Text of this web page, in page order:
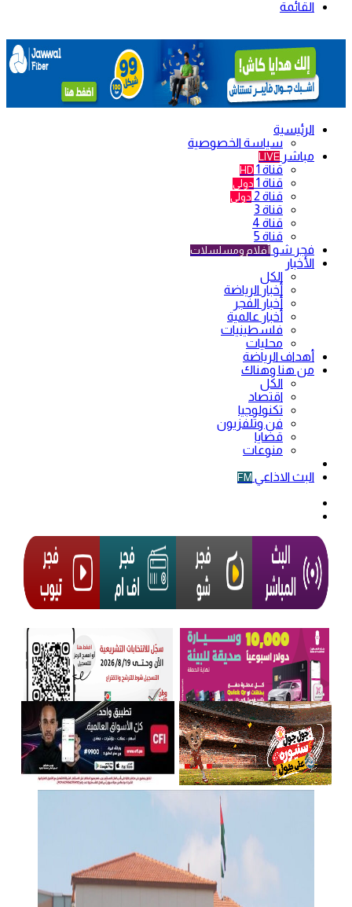
القائمة
الرئيسية
سياسة الخصوصية
مباشر LIVE
قناة 1 HD
قناة 1 دولي
قناة 2 دولي
قناة 3
قناة 4
قناة 5
فجر شو أفلام ومسلسلات
الأخبار
الكل
أخبار الرياضة
أخبار الفجر
أخبار عالمية
فلسطينيات
محليات
أهداف الرياضة
من هنا وهناك
الكل
اقتصاد
تكنولوجيا
فن وتلفزيون
قضايا
منوعات
البث الاذاعي FM